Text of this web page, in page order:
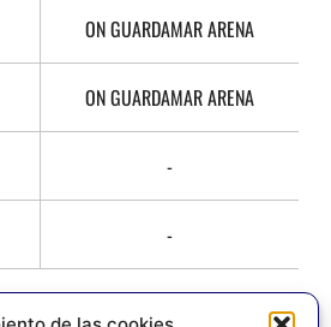
ON GUARDAMAR ARENA
ON GUARDAMAR ARENA
-
-